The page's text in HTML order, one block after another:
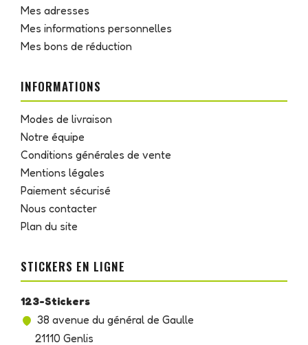
Mes adresses
Mes informations personnelles
Mes bons de réduction
INFORMATIONS
Modes de livraison
Notre équipe
Conditions générales de vente
Mentions légales
Paiement sécurisé
Nous contacter
Plan du site
STICKERS EN LIGNE
123-Stickers
38 avenue du général de Gaulle
21110 Genlis